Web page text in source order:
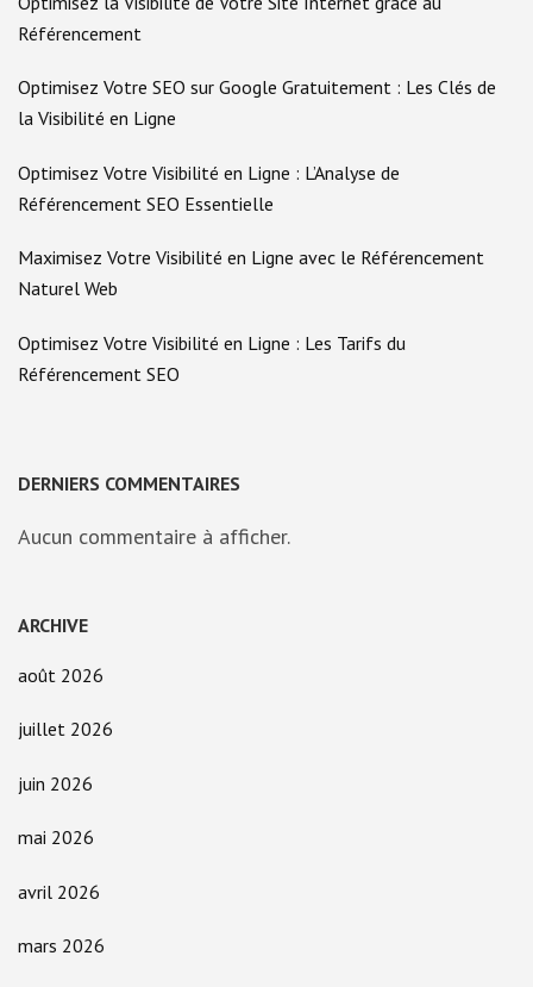
Référencement
Optimisez Votre SEO sur Google Gratuitement : Les Clés de
la Visibilité en Ligne
Optimisez Votre Visibilité en Ligne : L’Analyse de
Référencement SEO Essentielle
Maximisez Votre Visibilité en Ligne avec le Référencement
Naturel Web
Optimisez Votre Visibilité en Ligne : Les Tarifs du
Référencement SEO
DERNIERS COMMENTAIRES
Aucun commentaire à afficher.
ARCHIVE
août 2026
juillet 2026
juin 2026
mai 2026
avril 2026
mars 2026